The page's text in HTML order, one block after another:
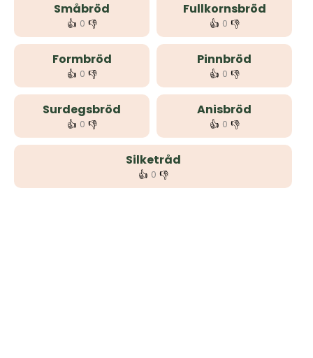
Småbröd
👍 0 👎
Fullkornsbröd
👍 0 👎
Formbröd
👍 0 👎
Pinnbröd
👍 0 👎
Surdegsbröd
👍 0 👎
Anisbröd
👍 0 👎
Silketråd
👍 0 👎